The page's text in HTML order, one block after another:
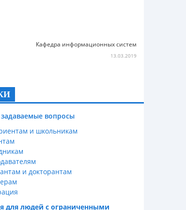
Кафедра информационных систем
13.03.2019
задаваемые вопросы
и школьникам
и докторантам
для людей с ограниченными